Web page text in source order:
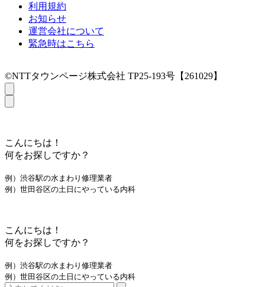
利用規約
お知らせ
運営会社について
緊急時はこちら
©NTTタウンページ株式会社 TP25-193号【261029】
こんにちは！
何をお探しですか？
例）渋谷駅の水まわり修理業者
例）世田谷区の土日にやっている内科
こんにちは！
何をお探しですか？
例）渋谷駅の水まわり修理業者
例）世田谷区の土日にやっている内科